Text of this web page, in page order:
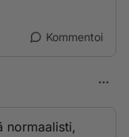
Kommentoi
normaalisti,